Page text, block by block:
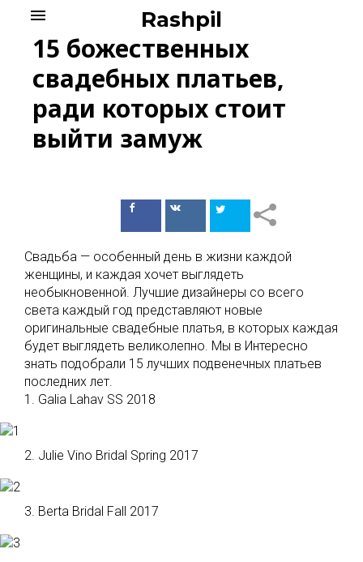
content
Rashpil
menu
15 божественных
свадебных платьев,
ради которых стоит
выйти замуж
ПоделитьсяПоделиться
Свадьба — особенный день в жизни каждой
женщины, и каждая хочет выглядеть
необыкновенной. Лучшие дизайнеры со всего
света каждый год представляют новые
оригинальные свадебные платья, в которых каждая
будет выглядеть великолепно. Мы в Интересно
знать подобрали 15 лучших подвенечных платьев
последних лет.
1. Galia Lahav SS 2018
2. Julie Vino Bridal Spring 2017
3. Berta Bridal Fall 2017